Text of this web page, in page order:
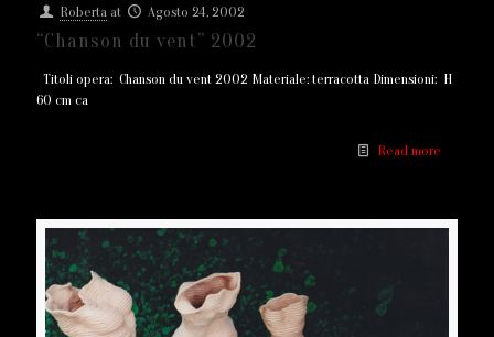
Roberta at Agosto 24, 2002
“Chanson du vent” 2002
Titoli opera: Chanson du vent 2002 Materiale: terracotta Dimensioni: H
60 cm ca
Read more